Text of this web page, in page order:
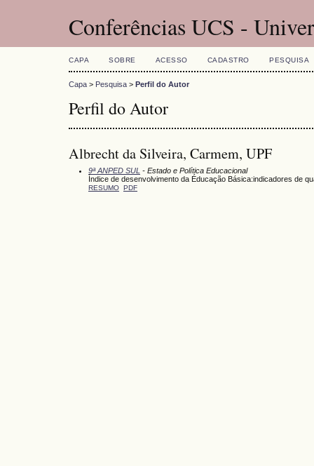
Conferências UCS -
CAPA SOBRE ACESSO CADASTRO PESQUISA
Capa > Pesquisa > Perfil do Autor
Perfil do Autor
Albrecht da Silveira, Carmem, UPF
9ª ANPED SUL - Estado e Política Educacional
Índice de desenvolvimento da Éducação Básica:indicadores de
RESUMO PDF